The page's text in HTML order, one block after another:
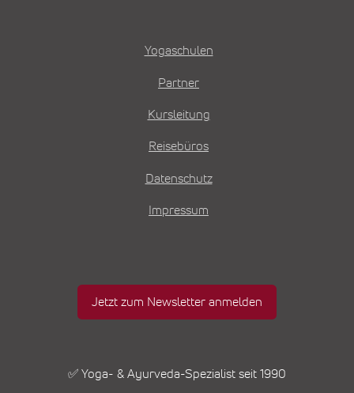
Yogaschulen
Partner
Kursleitung
Reisebüros
Datenschutz
Impressum
Jetzt zum Newsletter anmelden
✅ Yoga- & Ayurveda-Spezialist seit 1990